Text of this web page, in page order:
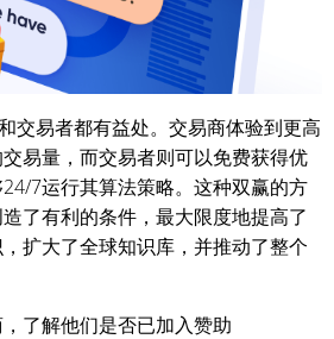
交易者都有益处。交易商体验到更高
易量，而交易者则可以免费获得优
7运行其算法策略。这种双赢的方
了有利的条件，最大限度地提高了
扩大了全球知识库，并推动了整个
了解他们是否已加入赞助